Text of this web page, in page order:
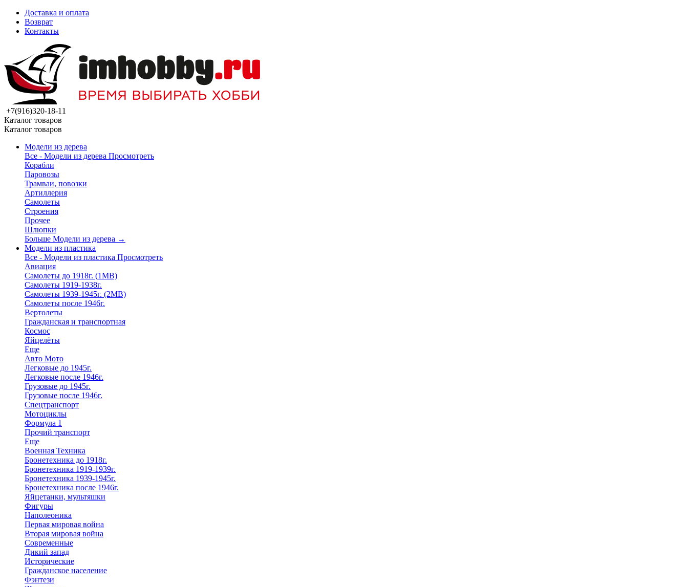
Доставка и оплата
Возврат
Контакты
+7(916)320-18-11
Каталог товаров
Каталог товаров
Модели из дерева
Все - Модели из дерева Просмотреть
Корабли
Паровозы
Трамваи, повозки
Артиллерия
Самолеты
Строения
Прочее
Шлюпки
Больше Модели из дерева →
Модели из пластика
Все - Модели из пластика Просмотреть
Авиация
Самолеты до 1918г. (1МВ)
Самолеты 1919-1938г.
Самолеты 1939-1945г. (2МВ)
Самолеты после 1946г.
Вертолеты
Гражданская и транспортная
Космос
Яйцелёты
Еще
Авто Мото
Легковые до 1945г.
Легковые после 1946г.
Грузовые до 1945г.
Грузовые после 1946г.
Спецтранспорт
Мотоциклы
Формула 1
Прочий транспорт
Еще
Военная Техника
Бронетехника до 1918г.
Бронетехника 1919-1939г.
Бронетехника 1939-1945г.
Бронетехника после 1946г.
Яйцетанки, мультяшки
Фигуры
Наполеоника
Первая мировая война
Вторая мировая война
Современные
Дикий запад
Исторические
Гражданское население
Фэнтези